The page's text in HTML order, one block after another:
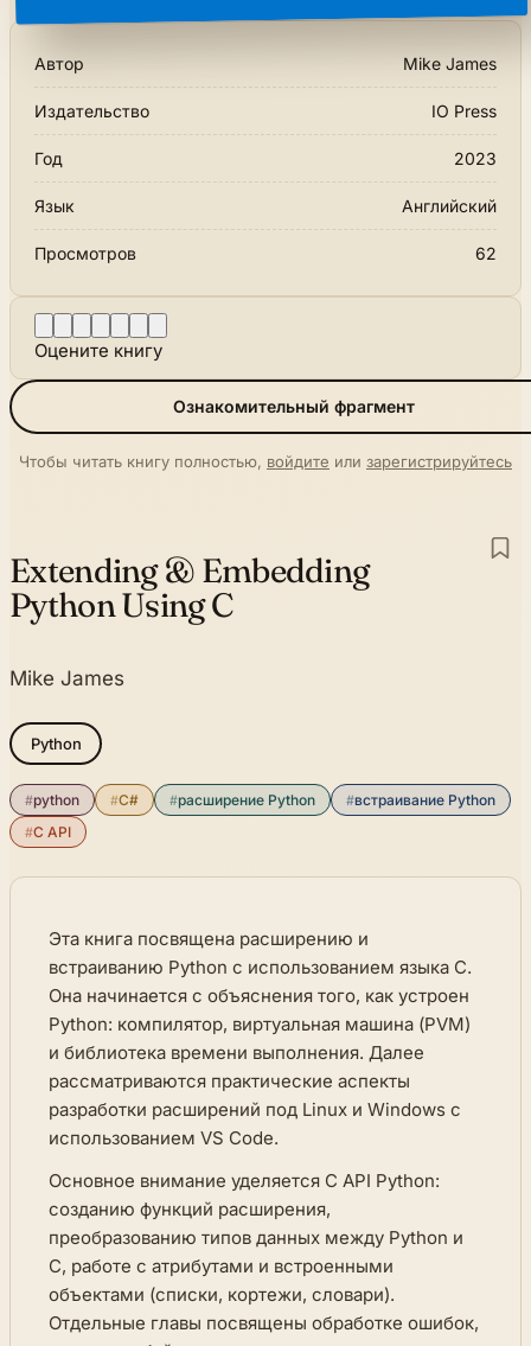
Автор Mike James
Издательство IO Press
Год 2023
Язык Английский
Просмотров 62
Оцените книгу
Ознакомительный фрагмент
Чтобы читать книгу полностью, войдите или зарегистрируйтесь
Extending & Embedding
Python Using C
Mike James
Python
#python #C# #расширение Python #встраивание Python
#C API
Эта книга посвящена расширению и
встраиванию Python с использованием языка C.
Она начинается с объяснения того, как устроен
Python: компилятор, виртуальная машина (PVM)
и библиотека времени выполнения. Далее
рассматриваются практические аспекты
разработки расширений под Linux и Windows с
использованием VS Code.
Основное внимание уделяется C API Python:
созданию функций расширения,
преобразованию типов данных между Python и
C, работе с атрибутами и встроенными
объектами (списки, кортежи, словари).
Отдельные главы посвящены обработке ошибок,